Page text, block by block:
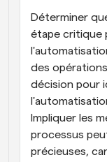
Déterminer
étape critique
des
décision pour
Impliquer les
processus
précieuses,